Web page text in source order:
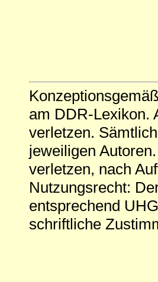
am DDR-Lexikon.
verletzen.
jeweiligen
verletzen, nach
Nutzungsrecht:
entsprechend
schriftliche